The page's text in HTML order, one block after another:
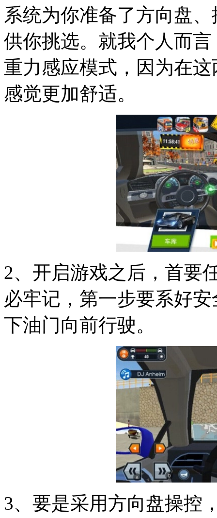
系统为你准备了方向盘
供你挑选。就我个人而
重力感应模式，因为在
感觉更加舒适。
2、开启游戏之后，首要
必牢记，第一步要系好
下油门向前行驶。
3、要是采用方向盘操控